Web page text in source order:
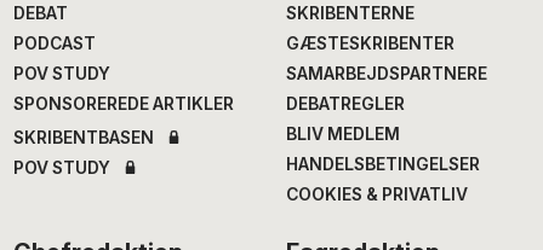
DEBAT
PODCAST
POV STUDY
SPONSOREREDE ARTIKLER
SKRIBENTBASEN
POV STUDY
SKRIBENTERNE
GÆSTESKRIBENTER
SAMARBEJDSPARTNERE
DEBATREGLER
BLIV MEDLEM
HANDELSBETINGELSER
COOKIES & PRIVATLIV